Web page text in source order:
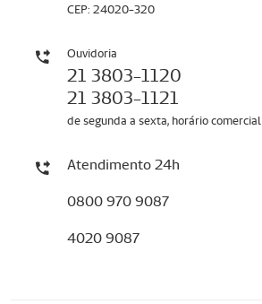
CEP: 24020-320
Ouvidoria
21 3803-1120
21 3803-1121
de segunda a sexta, horário comercial
Atendimento 24h
0800 970 9087
4020 9087